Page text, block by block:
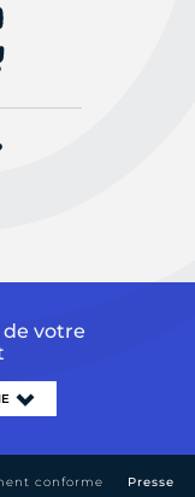
votre
conforme Presse